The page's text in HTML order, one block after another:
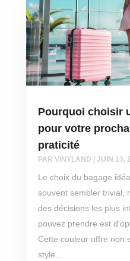
Pourquoi choisir
pour votre
praticité
PAR VINYLAND JUIN 13,
Le choix du bagage
souvent sembler trivial,
des décisions les plus
pouvez prendre est
Cette couleur offre non
style...